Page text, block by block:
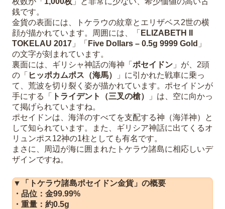
銭です。
金貨の表面には、トケラウの紋章とエリザベス2世の横
顔が描かれています。周囲には、「 ELIZABETH II
TOKELAU 2017 」「 Five Dollars – 0.5g 9999 Gold 」
の文字が刻まれています。
裏面には、ギリシャ神話の海神「 ポセイドン 」が、2頭
の「 ヒッポカムポス（海馬）
」に引かれた戦車に乗っ
て、荒波を切り裂く姿が描かれています。ポセイドンが
手にする「
トライデント（三叉の槍）
」は、空に向かっ
て掲げられていますね。
ポセイドンは、海洋のすべてを支配する神（海洋神）と
して知られています。また、ギリシア神話に出てくるオ
リュンポス12神の1柱としても有名です。
まさに、周辺が海に囲まれたトケラウ諸島に相応しいデ
ザインですね。
▼「トケラウ諸島ポセイドン金貨」の概要
・品位：金99.99%
・重量：約0.5g